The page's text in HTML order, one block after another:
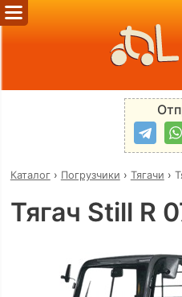
Каталог› Погрузчики › Тягачи ›
Тягач Still R